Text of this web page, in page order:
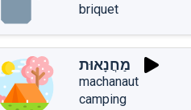
briquet
מַחֲנָאוּת
machanaut
camping